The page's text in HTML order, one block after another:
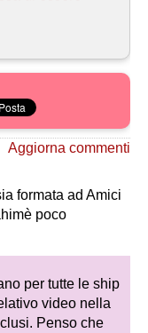
Aggiorna commenti
formata ad Amici
poco
per tutte le ship
video nella
Penso che